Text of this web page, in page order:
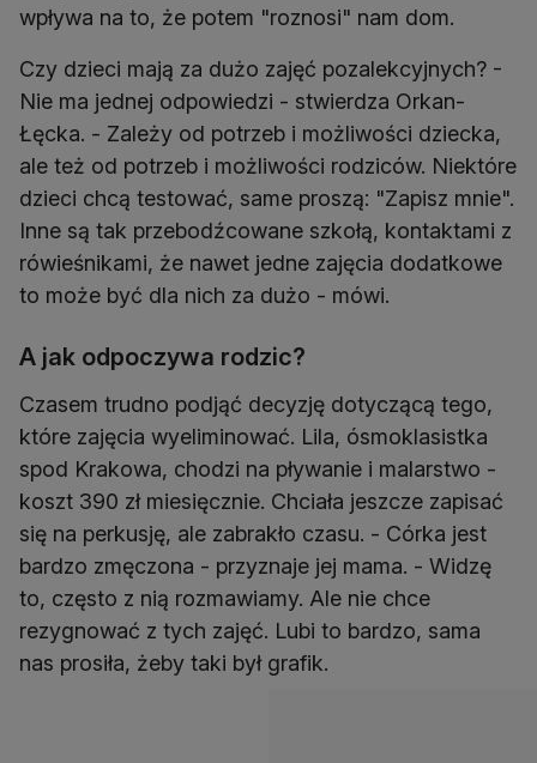
wpływa na to, że potem "roznosi" nam dom.
Czy dzieci mają za dużo zajęć pozalekcyjnych? -
Nie ma jednej odpowiedzi - stwierdza Orkan-
Łęcka. - Zależy od potrzeb i możliwości dziecka,
ale też od potrzeb i możliwości rodziców. Niektóre
dzieci chcą testować, same proszą: "Zapisz mnie".
Inne są tak przebodźcowane szkołą, kontaktami z
rówieśnikami, że nawet jedne zajęcia dodatkowe
to może być dla nich za dużo - mówi.
A jak odpoczywa rodzic?
Czasem trudno podjąć decyzję dotyczącą tego,
które zajęcia wyeliminować. Lila, ósmoklasistka
spod Krakowa, chodzi na pływanie i malarstwo -
koszt 390 zł miesięcznie. Chciała jeszcze zapisać
się na perkusję, ale zabrakło czasu. - Córka jest
bardzo zmęczona - przyznaje jej mama. - Widzę
to, często z nią rozmawiamy. Ale nie chce
rezygnować z tych zajęć. Lubi to bardzo, sama
nas prosiła, żeby taki był grafik.